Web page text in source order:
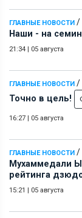
ГЛАВНЫЕ НОВОСТИ /
Наши - на
21:34 | 05 августа
ГЛАВНЫЕ НОВОСТИ /
Точно в цель!
16:27 | 05 августа
ГЛАВНЫЕ НОВОСТИ /
Мухаммедали
рейтинга
15:21 | 05 августа